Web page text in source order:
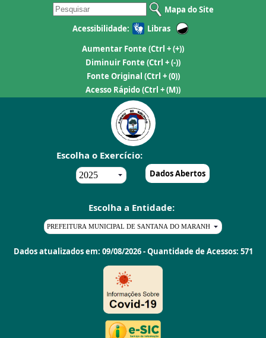
Mapa do Site
Acessibilidade:
Libras
Aumentar Fonte (Ctrl + (+))
Diminuir Fonte (Ctrl + (-))
Fonte Original (Ctrl + (0))
Acesso Rápido(Ctrl + (M))
Escolha o Exercício:
Dados Abertos
Escolha a Entidade:
Dados atualizados em: 09/08/2026 - Quantidade de Acessos: 571